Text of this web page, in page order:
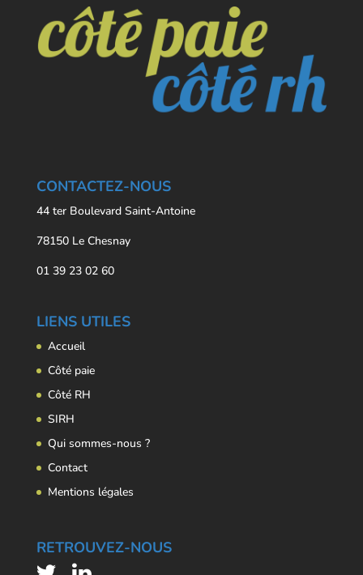
CONTACTEZ-NOUS
44 ter Boulevard Saint-Antoine
78150 Le Chesnay
01 39 23 02 60
LIENS UTILES
Accueil
Côté paie
Côté RH
SIRH
Qui sommes-nous ?
Contact
Mentions légales
RETROUVEZ-NOUS